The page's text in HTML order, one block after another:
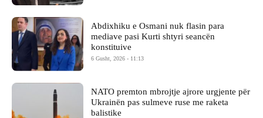
Abdixhiku e Osmani nuk flasin para
mediave pasi Kurti shtyri seancën
konstituive
6 Gusht, 2026 - 11:13
NATO premton mbrojtje ajrore urgjente për
Ukrainën pas sulmeve ruse me raketa
balistike